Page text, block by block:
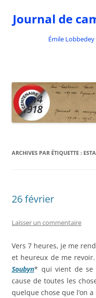
contenu
Journal de
Émile
ARCHIVES PAR ÉTIQUETTE :
26 février
Laisser un commentaire
Vers 7 heures, je me
et heureux de me
Soubyn* qui vient de se
cause de toutes les
quelque chose que l’on